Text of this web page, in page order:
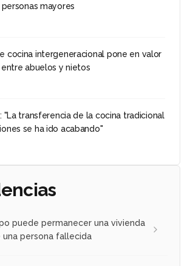
mayores
cocina intergeneracional pone en valor
abuelos y nietos
"La transferencia de la cocina tradicional
se ha ido acabando"
puede permanecer una vivienda
una persona fallecida